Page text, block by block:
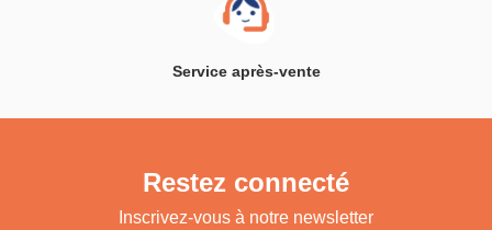
Service après-vente
Restez connecté
Inscrivez-vous à notre newsletter